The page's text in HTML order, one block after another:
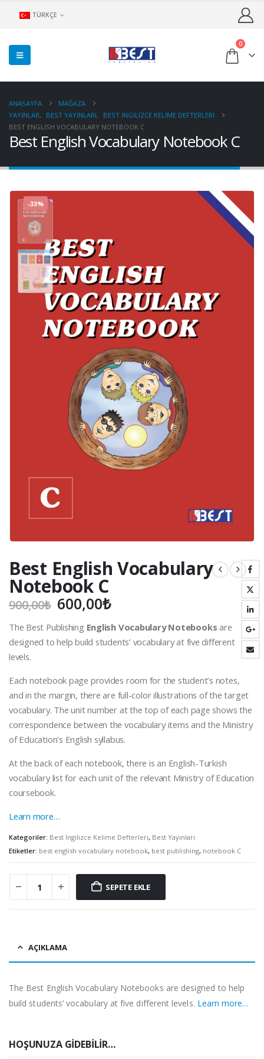
TÜRKÇE
0
ANASAYFA
MAĞAZA
YAYINLAR, BEST YAYINLARI,
BEST İNGILIZCE KELIME DEFTERLERI
BEST ENGLISH VOCABULARY NOTEBOOK C
Best English Vocabulary Notebook C
-33%
Best English Vocabulary
Notebook C
900,00₺ Orijinal
fiyat:
900,00₺.
600,00₺Şu
fiyat:
600,00₺.
The Best Publishing English Vocabulary Notebooks are
designed to help build students’ vocabulary at five different
levels.
Each notebook page provides room for the student’s notes,
and in the margin, there are full-color illustrations of the target
vocabulary. The unit number at the top of each page shows the
correspondence between the vocabulary items and the Ministry
of Education’s English syllabus.
At the back of each notebook, there is an English-Turkish
vocabulary list for each unit of the relevant Ministry of Education
coursebook.
Learn more…
Kategoriler: Best İngilizce Kelime Defterleri, Best Yayınları
Etiketler: best english vocabulary notebook, best publishing, notebook C
SEPETE EKLE
AÇIKLAMA
The Best English Vocabulary Notebooks are designed to help
build students’ vocabulary at five different levels. Learn more…
HOŞUNUZA GIDEBILIR…